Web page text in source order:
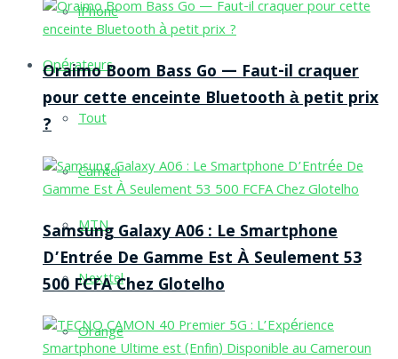
iPhone
Opérateurs
Tout
Camtel
MTN
Nexttel
Orange
Oraimo Boom Bass Go — Faut-il craquer
pour cette enceinte Bluetooth à petit prix
?
Samsung Galaxy A06 : Le Smartphone
D’Entrée De Gamme Est À Seulement 53
500 FCFA Chez Glotelho